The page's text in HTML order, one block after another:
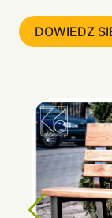
DOWIEDZ